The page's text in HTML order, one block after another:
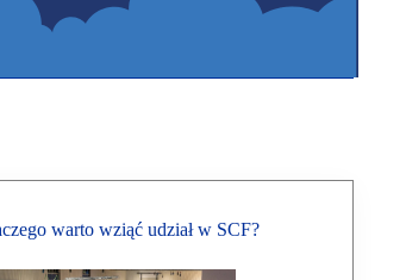
warto wziąć udział w SCF?